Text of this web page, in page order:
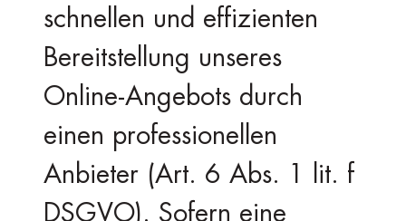
schnellen und effizienten
Bereitstellung unseres
Online-Angebots durch
einen professionellen
Anbieter (Art. 6 Abs. 1 lit. f
DSGVO). Sofern eine